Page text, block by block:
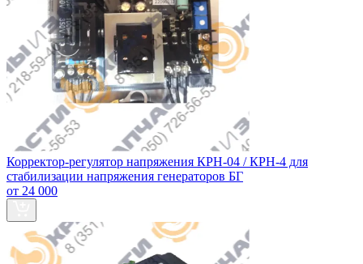
Корректор-регулятор напряжения КРН-04 / КРН-4 для
стабилизации напряжения генераторов БГ
от 24 000